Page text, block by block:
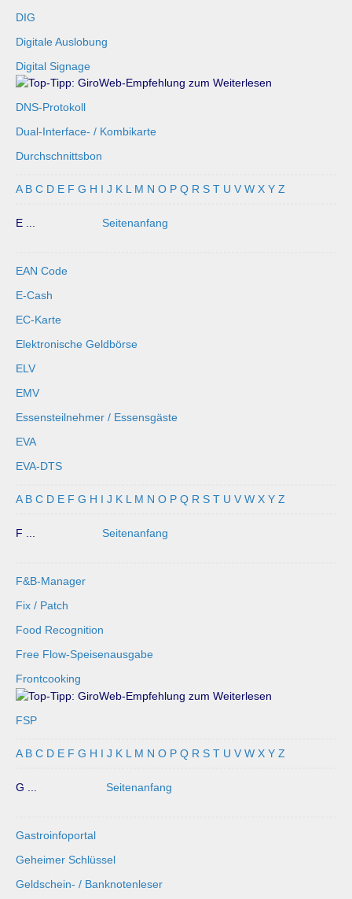
DIG
Digitale Auslobung
Digital Signage
DNS-Protokoll
Dual-Interface- / Kombikarte
Durchschnittsbon
A B C D E F G H I J K L M N O P Q R S T U V W X Y Z
E ... Seitenanfang
EAN Code
E-Cash
EC-Karte
Elektronische Geldbörse
ELV
EMV
Essensteilnehmer / Essensgäste
EVA
EVA-DTS
A B C D E F G H I J K L M N O P Q R S T U V W X Y Z
F ... Seitenanfang
F&B-Manager
Fix / Patch
Food Recognition
Free Flow-Speisenausgabe
Frontcooking
FSP
A B C D E F G H I J K L M N O P Q R S T U V W X Y Z
G ... Seitenanfang
Gastroinfoportal
Geheimer Schlüssel
Geldschein- / Banknotenleser